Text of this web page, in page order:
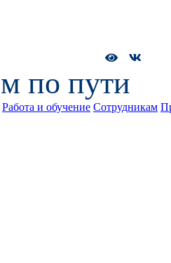
по пути
Работа и обучение Сотрудникам